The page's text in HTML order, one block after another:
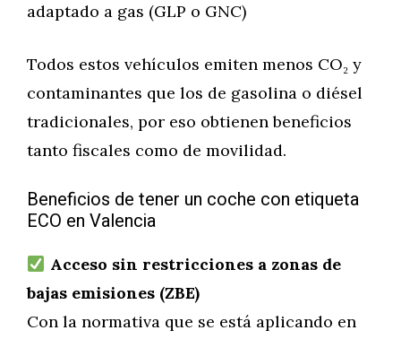
adaptado a gas (GLP o GNC)
Todos estos vehículos emiten menos CO₂ y
contaminantes que los de gasolina o diésel
tradicionales, por eso obtienen beneficios
tanto fiscales como de movilidad.
Beneficios de tener un coche con etiqueta
ECO en Valencia
Acceso sin restricciones a zonas de
bajas emisiones (ZBE)
Con la normativa que se está aplicando en